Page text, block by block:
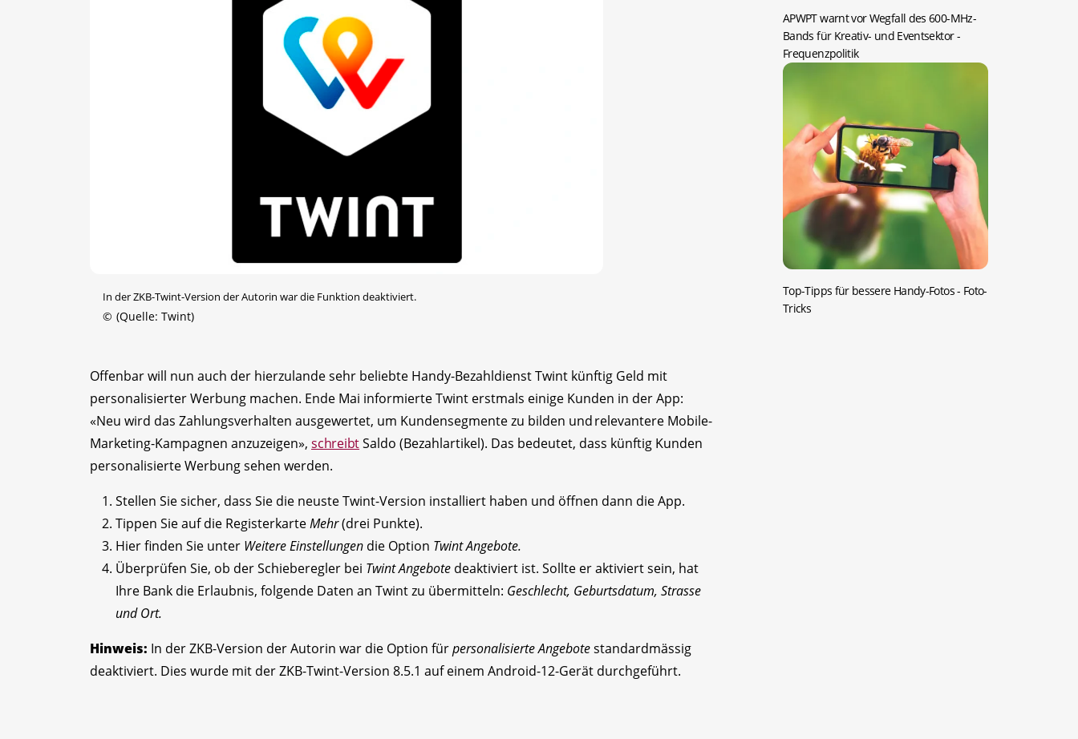
In der ZKB-Twint-Version der Autorin war die Funktion deaktiviert.
© (Quelle: Twint)
Offenbar will nun auch der hierzulande sehr beliebte Handy-Bezahldienst Twint künftig Geld mit
personalisierter Werbung machen. Ende Mai informierte Twint erstmals einige Kunden in der App:
«Neu wird das Zahlungsverhalten ausgewertet, um Kundensegmente zu bilden und relevantere Mobile-
Marketing-­Kampagnen anzuzeigen», schreibtSaldo (Bezahlartikel). Das bedeutet, dass künftig Kunden
personalisierte Werbung sehen werden.
Stellen Sie sicher, dass Sie die neuste Twint-Version installiert haben und öffnen dann die App.
Tippen Sie auf die RegisterkarteMehr(drei Punkte).
Hier finden Sie unter Weitere Einstellungen die Option Twint Angebote.
Überprüfen Sie, ob der Schieberegler bei Twint Angebote deaktiviert ist. Sollte er aktiviert sein, hat
Ihre Bank die Erlaubnis, folgende Daten an Twint zu übermitteln: Geschlecht, Geburtsdatum, Strasse
und Ort.
Hinweis: In der ZKB-Version der Autorin war die Option fürpersonalisierte Angebotestandardmässig
deaktiviert. Dies wurde mit der ZKB-Twint-Version 8.5.1 auf einem Android-12-Gerät durchgeführt.
APWPT warnt vor Wegfall des 600-MHz-
Bands für Kreativ- und Eventsektor-
Frequenzpolitik
Top-Tipps für bessere Handy-Fotos- Foto-
Tricks